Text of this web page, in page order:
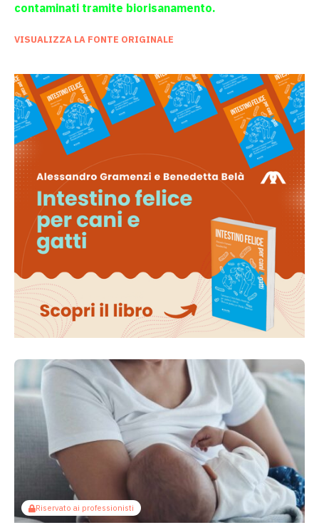
contaminati tramite biorisanamento.
VISUALIZZA LA FONTE ORIGINALE
Riservato ai professionisti